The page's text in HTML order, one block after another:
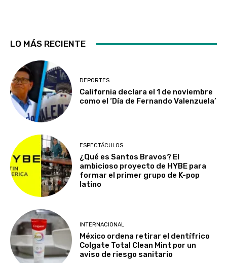
LO MÁS RECIENTE
DEPORTES
California declara el 1 de noviembre
como el ‘Día de Fernando Valenzuela’
ESPECTÁCULOS
¿Qué es Santos Bravos? El
ambicioso proyecto de HYBE para
formar el primer grupo de K-pop
latino
INTERNACIONAL
México ordena retirar el dentífrico
Colgate Total Clean Mint por un
aviso de riesgo sanitario